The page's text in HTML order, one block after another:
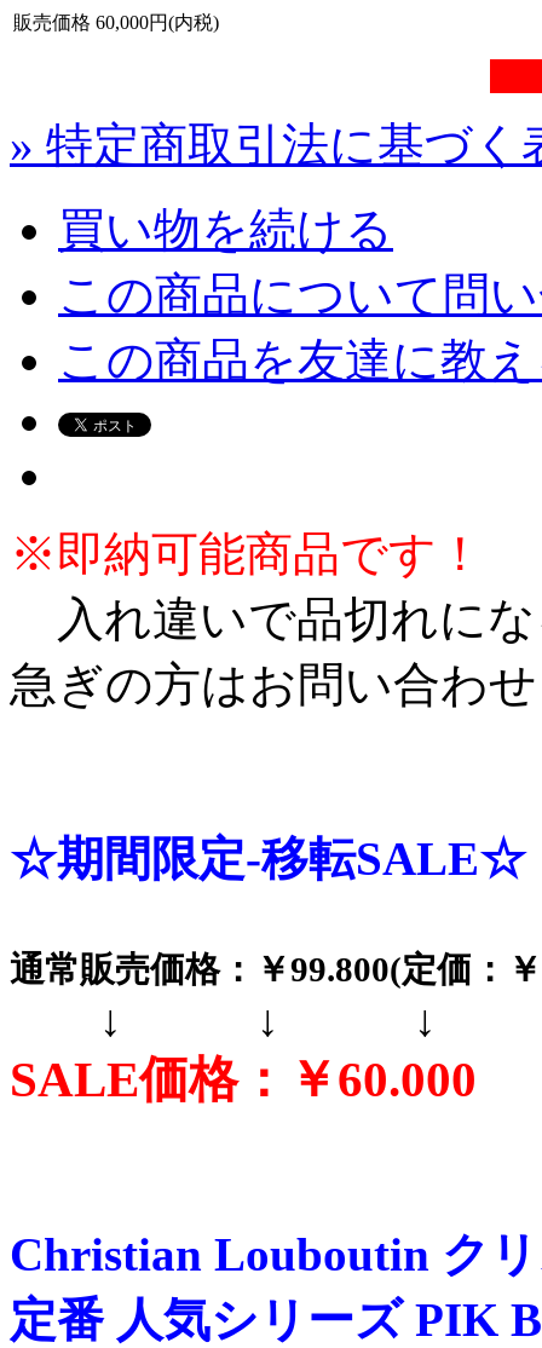
販売価格 60,000円(内税)
» 特定商取引法に基づく
買い物を続ける
この商品について問
この商品を友達に教
※即納可能商品です！
入れ違いで品切れに
急ぎの方はお問い合わ
☆期間限定-移転SALE☆
通常販売価格：￥99.800(定価：
↓ ↓ ↓
SALE価格：￥60.000
Christian Louboutin ク
定番 人気シリーズ PIK